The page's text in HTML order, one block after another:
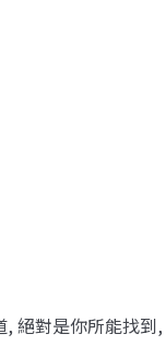
絕對是你所能找到